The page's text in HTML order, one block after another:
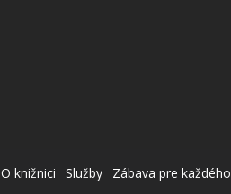
O knižnici Služby Zábava pre každého